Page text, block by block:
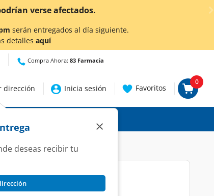
serán entregados al día siguiente.
detalles aquí
Compra Ahora: 83 Farmacia
dirección
deseas recibir tu
×
Inicia sesión Favoritos
0